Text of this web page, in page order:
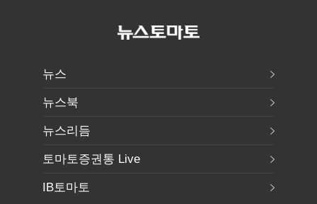
뉴스
뉴스북
뉴스리듬
토마토증권통 Live
IB토마토